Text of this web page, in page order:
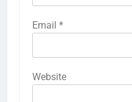
Email *
Website